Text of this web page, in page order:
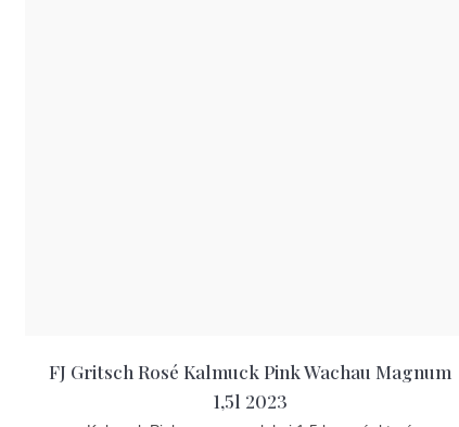
FJ Gritsch Rosé Kalmuck Pink Wachau Magnum
1,5l 2023